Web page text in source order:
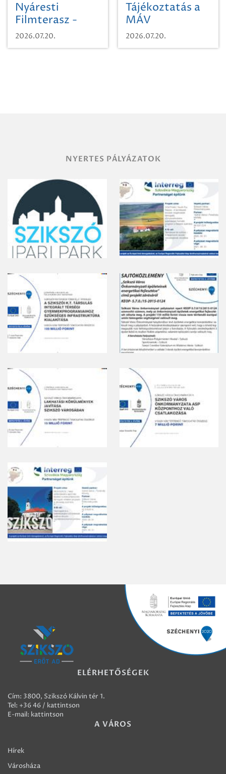
Nyáresti
Filmterasz -
Beugró a
Paradicsomba
2026.07.20.
Tájékoztatás a
MÁV
Pályaműködtetési
Zrt. Területi
2026.07.20.
NYERTES PÁLYÁZATOK
ELÉRHETŐSÉGEK
Cím: 3800, Szikszó Kálvin tér 1.
Tel: +36 46 / kattintson
E-mail: kattintson
A VÁROS
Hírek
Városháza